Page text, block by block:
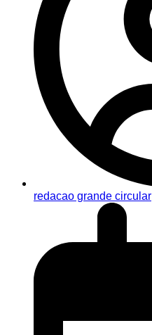
redacao grande circular